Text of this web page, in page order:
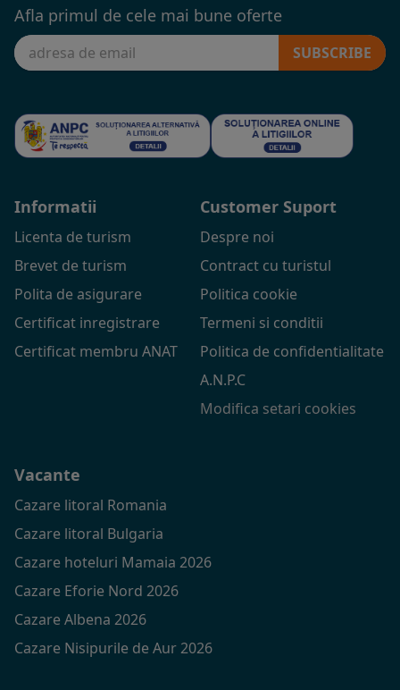
Afla primul de cele mai bune oferte
SUBSCRIBE
Informatii
Licenta de turism
Brevet de turism
Polita de asigurare
Certificat inregistrare
Certificat membru ANAT
Customer Suport
Despre noi
Contract cu turistul
Politica cookie
Termeni si conditii
Politica de confidentialitate
A.N.P.C
Modifica setari cookies
Vacante
Cazare litoral Romania
Cazare litoral Bulgaria
Cazare hoteluri Mamaia 2026
Cazare Eforie Nord 2026
Cazare Albena 2026
Cazare Nisipurile de Aur 2026